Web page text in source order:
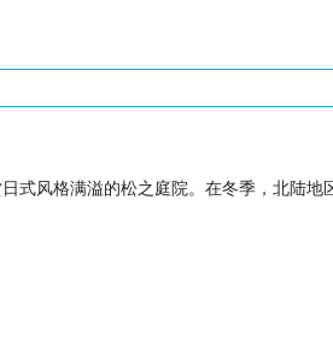
式风格满溢的松之庭院。在冬季，北陆地